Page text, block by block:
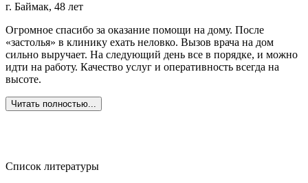
г. Баймак, 48 лет
Огромное спасибо за оказание помощи на дому. После
«застолья» в клинику ехать неловко. Вызов врача на дом
сильно выручает. На следующий день все в порядке, и можно
идти на работу. Качество услуг и оперативность всегда на
высоте.
Читать полностью...
Список литературы